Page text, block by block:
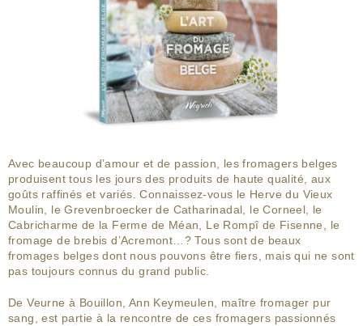
Avec beaucoup d’amour et de passion, les fromagers belges
produisent tous les jours des produits de haute qualité, aux
goûts raffinés et variés. Connaissez-vous le Herve du Vieux
Moulin, le Grevenbroecker de Catharinadal, le Corneel, le
Cabricharme de la Ferme de Méan, Le Rompî de Fisenne, le
fromage de brebis d’Acremont…? Tous sont de beaux
fromages belges dont nous pouvons être fiers, mais qui ne sont
pas toujours connus du grand public.
De Veurne à Bouillon, Ann Keymeulen, maître fromager pur
sang, est partie à la rencontre de ces fromagers passionnés